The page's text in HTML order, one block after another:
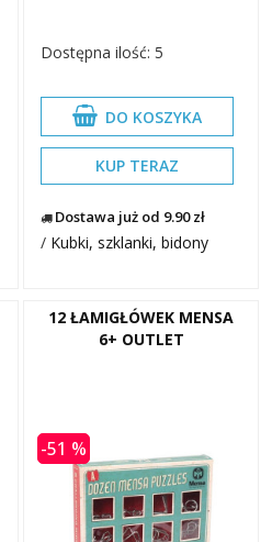
Dostępna ilość: 5
DO KOSZYKA
KUP TERAZ
Dostawa już od 9.90 zł
/ Kubki, szklanki, bidony
12 ŁAMIGŁÓWEK MENSA
6+ OUTLET
-51 %